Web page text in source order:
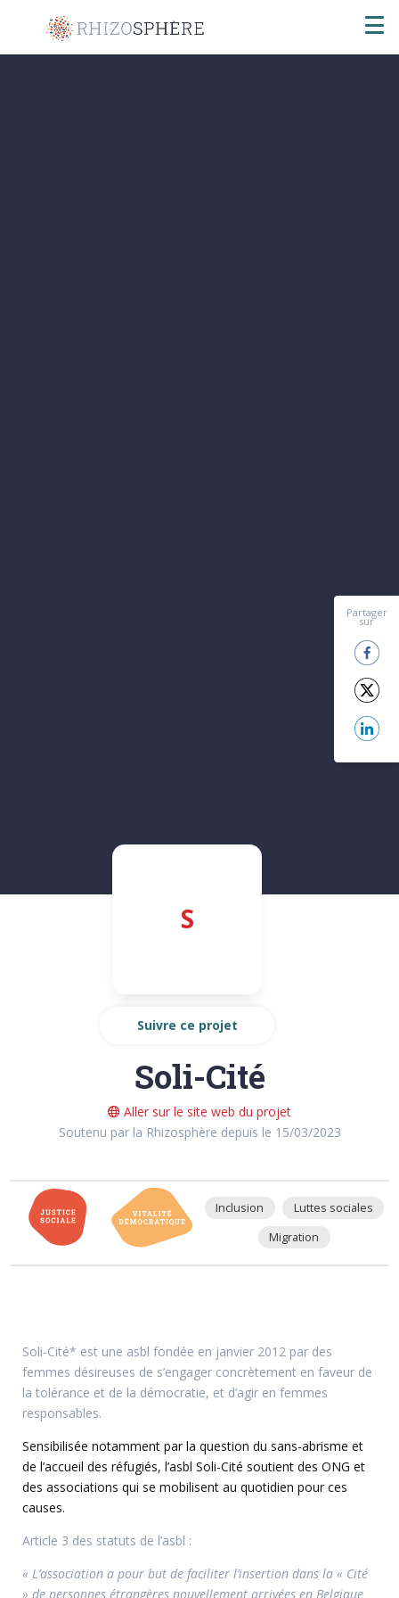
Partager
sur
Tous les projets
S
Suivre ce projet
Soli-Cité
Aller sur le site web du projet
Soutenu par la Rhizosphère depuis le 15/03/2023
Inclusion
Luttes sociales
Migration
Soli-Cité* est une asbl fondée en janvier 2012 par des
femmes désireuses de s’engager concrètement en faveur de
la tolérance et de la démocratie, et d’agir en femmes
responsables.
Sensibilisée notamment par la question du sans-abrisme et
de l’accueil des réfugiés, l’asbl Soli-Cité soutient des ONG et
des associations qui se mobilisent au quotidien pour ces
causes.
Article 3 des statuts de l’asbl :
« L’association a pour but de faciliter l’insertion dans la « Cité
» de personnes étrangères nouvellement arrivées en Belgique